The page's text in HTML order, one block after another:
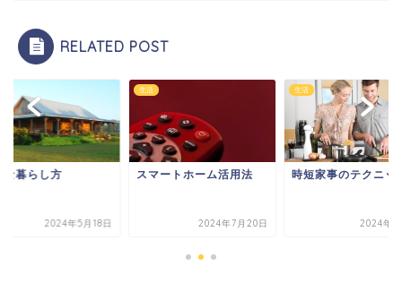
RELATED POST
な暮らし方
2024年5月18日
生活
スマートホーム活用法
2024年7月20日
生活
時短家事のテクニッ
2024年4